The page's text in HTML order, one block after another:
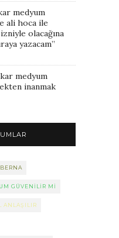
medyum
ali hoca ile
olacağına
yazacam”
medyum
inanmak
GÜVENILIR MI
ANLAŞILIR